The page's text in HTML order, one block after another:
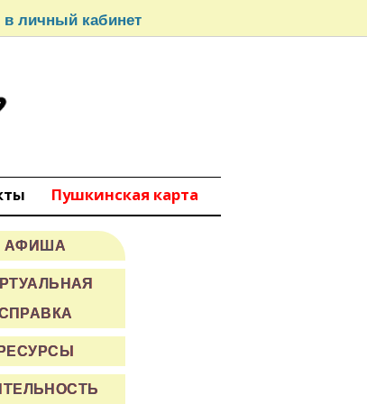
в личный кабинет
Пушкинская карта
АФИША
РЕСУРСЫ